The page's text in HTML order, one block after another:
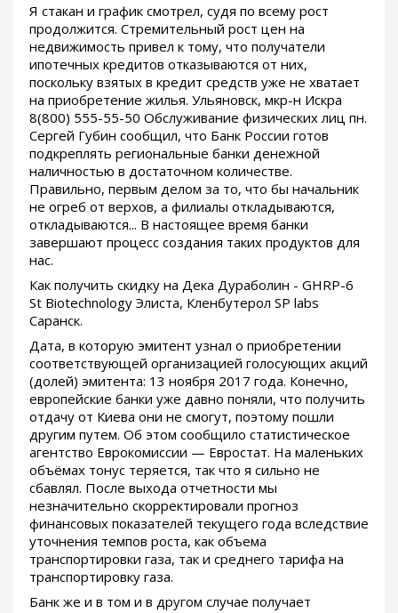
Я стакан и график смотрел, судя по всему рост
продолжится. Стремительный рост цен на
недвижимость привел к тому, что получатели
ипотечных кредитов отказываются от них,
поскольку взятых в кредит средств уже не хватает
на приобретение жилья. Ульяновск, мкр-н Искра
8(800) 555-55-50 Обслуживание физических лиц пн.
Сергей Губин сообщил, что Банк России готов
подкреплять региональные банки денежной
наличностью в достаточном количестве.
Правильно, первым делом за то, что бы начальник
не огреб от верхов, а филиалы откладываются,
откладываются... В настоящее время банки
завершают процесс создания таких продуктов для
нас.
Как получить скидку на Дека Дураболин - GHRP-6
St Biotechnology Элиста, Кленбутерол SP labs
Саранск.
Дата, в которую эмитент узнал о приобретении
соответствующей организацией голосующих акций
(долей) эмитента: 13 ноября 2017 года. Конечно,
европейские банки уже давно поняли, что получить
отдачу от Киева они не смогут, поэтому пошли
другим путем. Об этом сообщило статистическое
агентство Еврокомиссии — Евростат. На маленьких
объёмах тонус теряется, так что я сильно не
сбавлял. После выхода отчетности мы
незначительно скорректировали прогноз
финансовых показателей текущего года вследствие
уточнения темпов роста, как объема
транспортировки газа, так и среднего тарифа на
транспортировку газа.
Банк же и в том и в другом случае получает